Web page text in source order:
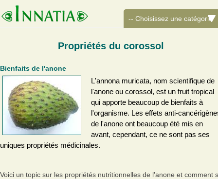
Propriétés du corossol
Bienfaits de l'anone
L'annona muricata, nom scientifique de
l'anone ou corossol, est un fruit tropical
qui apporte beaucoup de bienfaits à
l'organisme. Les effets anti-
de l'anone ont beaucoup été mis en
avant, cependant, ce ne sont pas ses
uniques propriétés médicinales.
Voici un topic sur les propriétés nutritionnelles de l'anone et comment